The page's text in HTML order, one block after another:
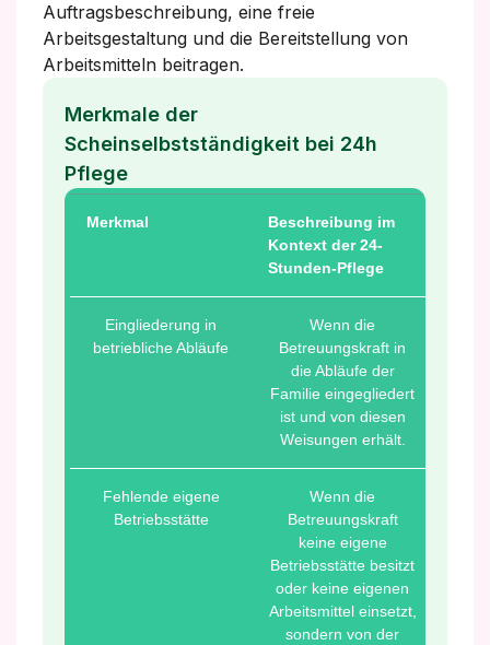
Auftragsbeschreibung, eine freie
Arbeitsgestaltung und die Bereitstellung von
Arbeitsmitteln beitragen.
Merkmale der
Scheinselbstständigkeit bei 24h
Pflege
Merkmal
Beschreibung im
Kontext der 24-
Stunden-Pflege
Eingliederung in
betriebliche Abläufe
Wenn die
Betreuungskraft in
die Abläufe der
Familie eingegliedert
ist und von diesen
Weisungen erhält.
Fehlende eigene
Betriebsstätte
Wenn die
Betreuungskraft
keine eigene
Betriebsstätte besitzt
oder keine eigenen
Arbeitsmittel einsetzt,
sondern von der